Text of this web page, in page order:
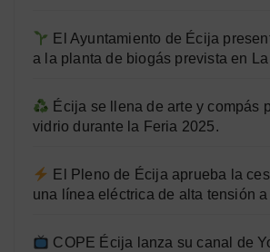
El Ayuntamiento de Écija
a la planta de biogás prevista en
Écija se llena de arte y compás
vidrio durante la Feria 2025.
El Pleno de Écija aprueba la
una línea eléctrica de alta tensión
COPE Écija lanza su canal de